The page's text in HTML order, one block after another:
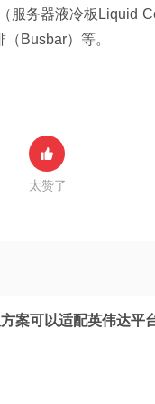
服务器液冷板Liquid
Busbar）等。
太赞了
案可以适配英伟达平